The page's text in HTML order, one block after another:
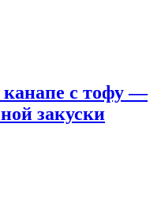
канапе с тофу —
закуски